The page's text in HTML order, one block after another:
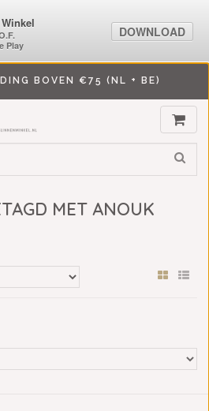
BOVEN €75 (NL + BE)
MET ANOUK
Play
DOWNLOAD
Play
DOWNLOAD